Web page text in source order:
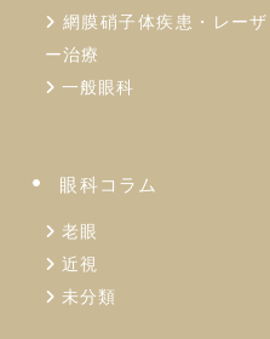
網膜硝子体疾患・レーザ
ー治療
一般眼科
眼科コラム
老眼
近視
未分類